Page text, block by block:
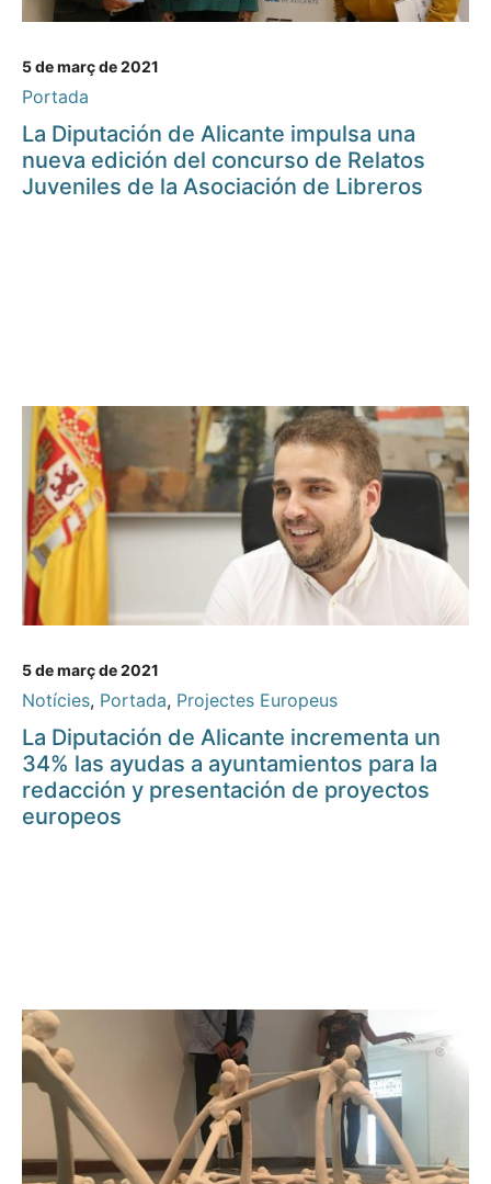
5 de març de 2021
Portada
La Diputación de Alicante impulsa una
nueva edición del concurso de Relatos
Juveniles de la Asociación de Libreros
5 de març de 2021
Notícies, Portada, Projectes Europeus
La Diputación de Alicante incrementa un
34% las ayudas a ayuntamientos para la
redacción y presentación de proyectos
europeos